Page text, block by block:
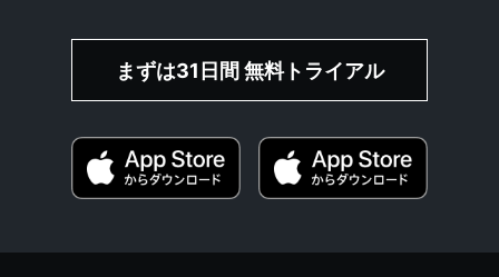
まずは31日間 無料トライアル